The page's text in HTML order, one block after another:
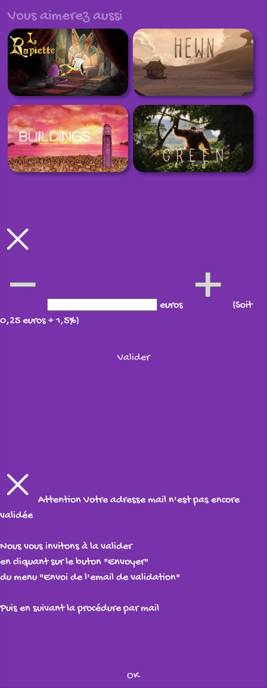
Vous aimerez aussi
euros
(Soit
0,25 euros + 1,5%)
Valider
AttentionVotre adresse mail n'est pas encore
validée
Nous vous invitons à la valider
en cliquant sur le buton "Envoyer"
du menu "Envoi de l'email de validation"
Puis en suivant la procédure par mail
OK